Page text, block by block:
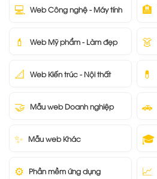
💻 Web Công nghệ - Máy tính 🏨
💄 Web Mỹ phẩm - Làm đẹp 👗
📐 Web Kiến trúc - Nội thất 💊
🤝 Mẫu web Doanh nghiệp 🚗
✨ Mẫu web Khác 🎓
⚙️ Phần mềm ứng dụng 📈